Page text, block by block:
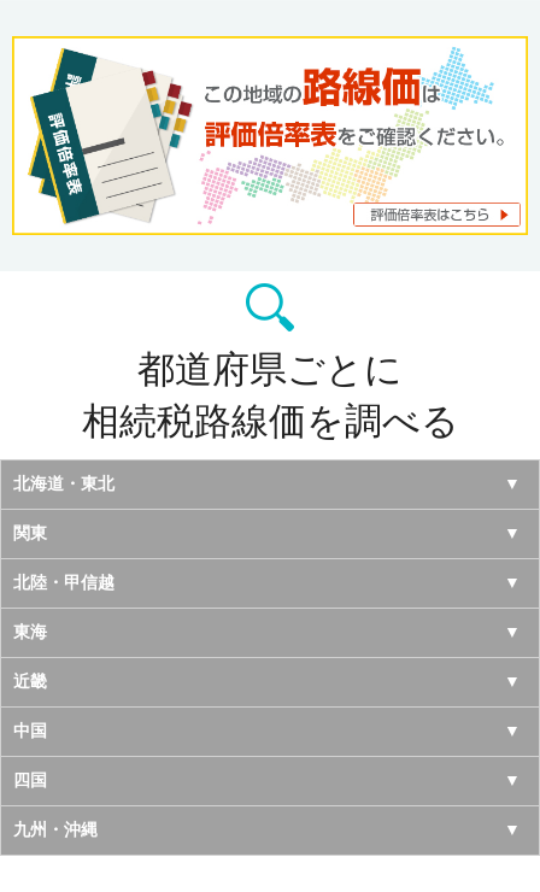
都道府県ごとに
相続税路線価を調べる
北海道・東北
北海道
青森県
岩手県
宮城県
秋田県
山形県
福島県
関東
東京都
神奈川県
千葉県
埼玉県
茨城県
栃木県
北陸・甲信越
山梨県
長野県
新潟県
富山県
石川県
東海
愛知県
岐阜県
三重県
静岡県
近畿
大阪府
京都府
兵庫県
中国
鳥取県
島根県
四国
徳島県
九州・沖縄